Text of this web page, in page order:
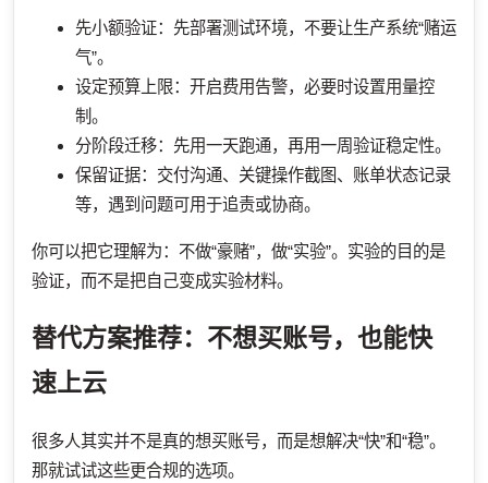
先小额验证：先部署测试环境，不要让生产系统“赌运
气”。
设定预算上限：开启费用告警，必要时设置用量控
制。
分阶段迁移：先用一天跑通，再用一周验证稳定性。
保留证据：交付沟通、关键操作截图、账单状态记录
等，遇到问题可用于追责或协商。
你可以把它理解为：不做“豪赌”，做“实验”。实验的目的是
验证，而不是把自己变成实验材料。
替代方案推荐：不想买账号，也能快
速上云
很多人其实并不是真的想买账号，而是想解决“快”和“稳”。
那就试试这些更合规的选项。